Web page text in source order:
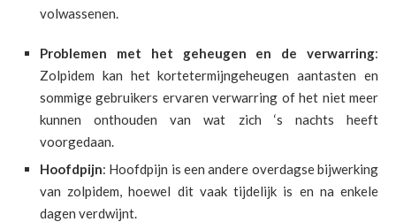
volwassenen.
Problemen met het geheugen en de verwarring:
Zolpidem kan het kortetermijngeheugen aantasten en
sommige gebruikers ervaren verwarring of het niet meer
kunnen onthouden van wat zich ‘s nachts heeft
voorgedaan.
Hoofdpijn: Hoofdpijn is een andere overdagse bijwerking
van zolpidem, hoewel dit vaak tijdelijk is en na enkele
dagen verdwijnt.